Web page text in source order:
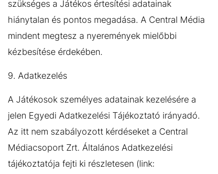
szükséges a Játékos értesítési adatainak
hiánytalan és pontos megadása. A Central Média
mindent megtesz a nyeremények mielőbbi
kézbesítése érdekében.
9. Adatkezelés
A Játékosok személyes adatainak kezelésére a
jelen Egyedi Adatkezelési Tájékoztató irányadó.
Az itt nem szabályozott kérdéseket a Central
Médiacsoport Zrt. Általános Adatkezelési
tájékoztatója fejti ki részletesen (link: